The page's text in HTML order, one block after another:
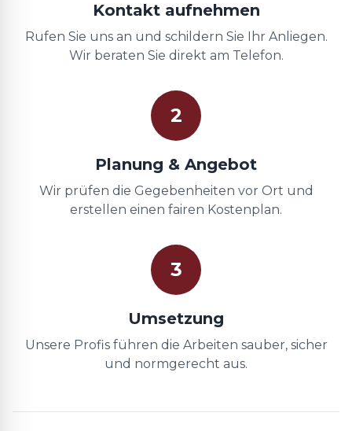
Kontakt aufnehmen
Rufen Sie uns an und schildern Sie Ihr Anliegen.
Wir beraten Sie direkt am Telefon.
2
Planung & Angebot
Wir prüfen die Gegebenheiten vor Ort und
erstellen einen fairen Kostenplan.
3
Umsetzung
Unsere Profis führen die Arbeiten sauber, sicher
und normgerecht aus.